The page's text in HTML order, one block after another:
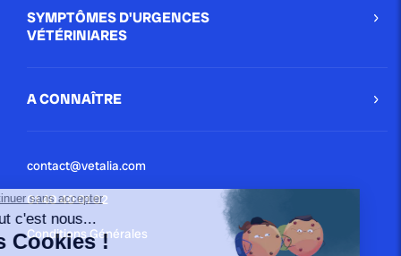
SYMPTÔMES D'URGENCES
VÉTÉRINIARES
A CONNAÎTRE
contact@vetalia.com
01 40 40 01 02
Conditions Générales